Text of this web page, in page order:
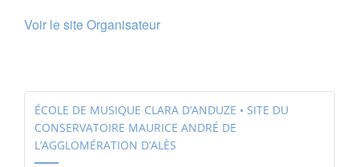
Voir le site Organisateur
ÉCOLE DE MUSIQUE CLARA D’ANDUZE • SITE DU
CONSERVATOIRE MAURICE ANDRÉ DE
L’AGGLOMÉRATION D’ALÈS